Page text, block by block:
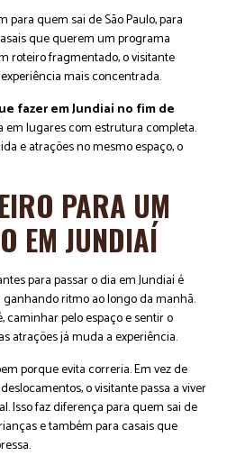
quem sai de São Paulo, para
que querem um programa
roteiro fragmentado, o visitante
mais concentrada.
fazer em Jundiaí no fim de
em lugares com estrutura completa.
e atrações no mesmo espaço, o
PARA UM
EM JUNDIAÍ
para passar o dia em Jundiaí é
ritmo ao longo da manhã.
caminhar pelo espaço e sentir o
atrações já muda a experiência.
porque evita correria. Em vez de
o visitante passa a viver
Isso faz diferença para quem sai de
e também para casais que